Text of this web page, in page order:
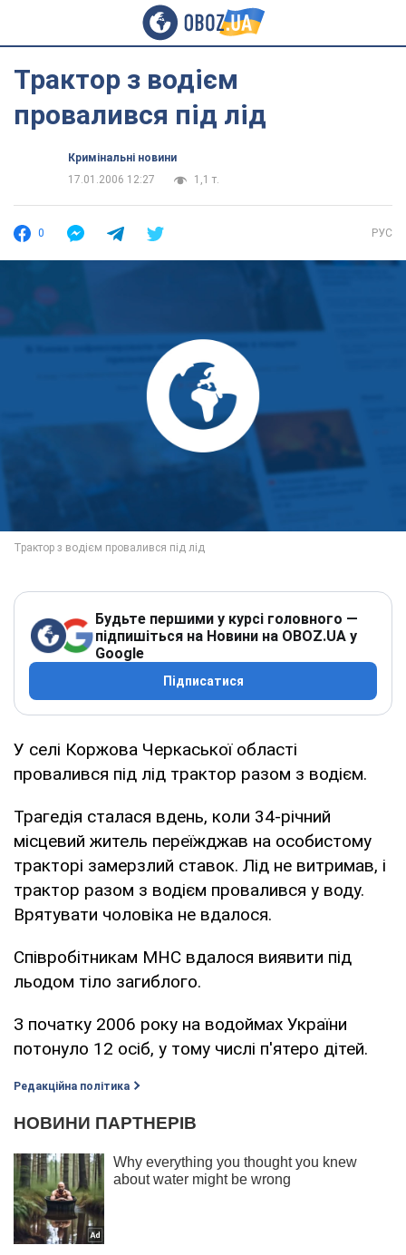
Трактор з водієм
провалився під лід
Кримінальні новини
17.01.2006 12:27
1,1 т.
0 РУС
Будьте першими у курсі головного —
підпишіться на Новини на OBOZ.UA у
Google
Підписатися
У селі Коржова Черкаської області
провалився під лід трактор разом з водієм.
Трагедія сталася вдень, коли 34-річний
місцевий житель переїжджав на особистому
тракторі замерзлий ставок. Лід не витримав, і
трактор разом з водієм провалився у воду.
Врятувати чоловіка не вдалося.
Співробітникам МНС вдалося виявити під
льодом тіло загиблого.
З початку 2006 року на водоймах України
потонуло 12 осіб, у тому числі п'ятеро дітей.
Редакційна політика